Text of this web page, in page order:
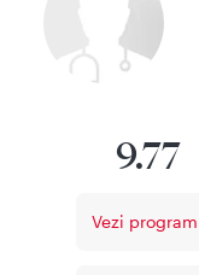
9.77
Vezi program